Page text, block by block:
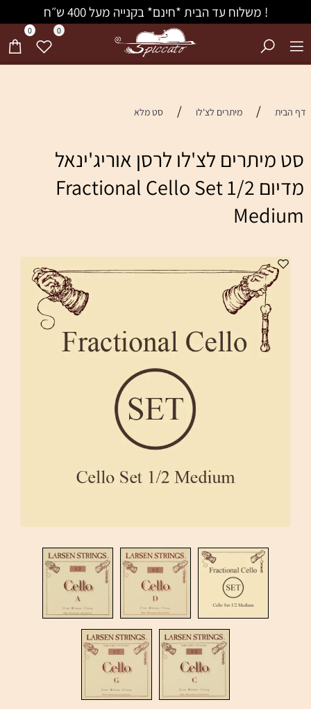
! משלוח עד הבית *חינם* בקנייה מעל 400 ש״ח
0 0
דף הבית / מיתרים לצ'לו / סט מלא
סט מיתרים לצ'לו לרסן אוריג'ינאל
מדיום 1/2 Fractional Cello Set
Medium